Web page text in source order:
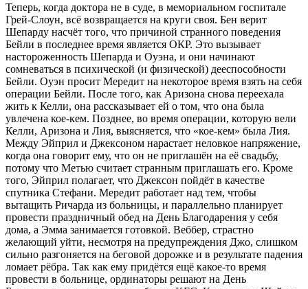
Теперь, когда доктора не в суде, в мемориальном госпитале
Грей-Слоун, всё возвращается на круги своя. Бен верит
Шепарду насчёт того, что причиной странного поведения
Бейли в последнее время является ОКР. Это вызывает
настороженность Шепарда и Оуэна, и они начинают
сомневаться в психической (и физической) дееспособности
Бейли. Оуэн просит Мередит на некоторое время взять на себя
операции Бейли. После того, как Аризона снова переехала
жить к Келли, она рассказывает ей о том, что она была
увлечена кое-кем. Позднее, во время операции, которую вели
Келли, Аризона и Лия, выясняется, что «кое-кем» была Лия.
Между Эйприл и Джексоном нарастает неловкое напряжение,
когда она говорит ему, что он не приглашён на её свадьбу,
потому что Метью считает странным приглашать его. Кроме
того, Эйприл полагает, что Джексон пойдёт в качестве
спутника Стефани. Мередит работает над тем, чтобы
вытащить Ричарда из больницы, и параллельно планирует
провести праздничный обед на День Благодарения у себя
дома, а Эмма занимается готовкой. Веббер, страстно
желающий уйти, несмотря на предупреждения Джо, слишком
сильно разгоняется на беговой дорожке и в результате падения
ломает рёбра. Так как ему придётся ещё какое-то время
провести в больнице, ординаторы решают на День